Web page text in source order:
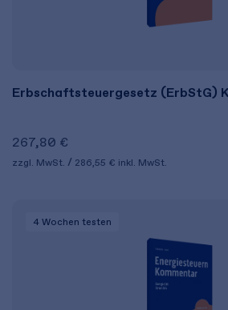
Erbschaftsteuergesetz (ErbStG)
267,80 €
zzgl. MwSt. 286,55 € inkl. MwSt.
4 Wochen testen